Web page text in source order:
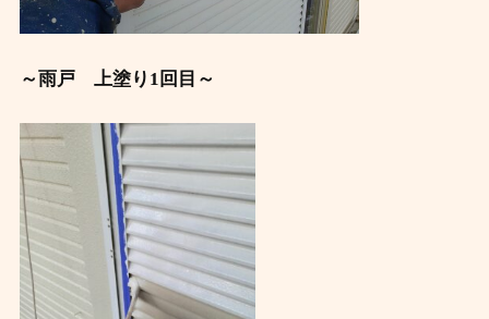
～雨戸 上塗り1回目～